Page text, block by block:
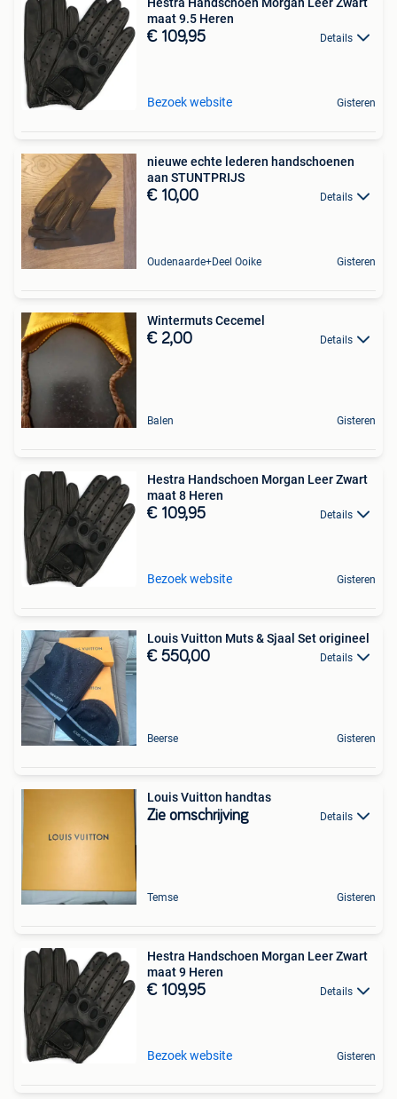
maat 9.5 Heren
€ 109,95 Details
Bezoek website Gisteren
nieuwe echte lederen handschoenen
aan STUNTPRIJS
€ 10,00 Details
Oudenaarde+Deel Ooike Gisteren
Wintermuts Cecemel
€ 2,00 Details
Balen Gisteren
Hestra Handschoen Morgan Leer Zwart
maat 8 Heren
€ 109,95 Details
Bezoek website Gisteren
Louis Vuitton Muts & Sjaal Set origineel
€ 550,00 Details
Beerse Gisteren
Louis Vuitton handtas
Zie omschrijving Details
Temse Gisteren
Hestra Handschoen Morgan Leer Zwart
maat 9 Heren
€ 109,95 Details
Bezoek website Gisteren